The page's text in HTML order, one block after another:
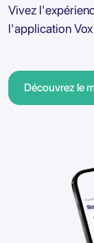
Vivez
l'application
Découvrez le